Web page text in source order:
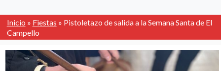
Inicio » Fiestas » Pistoletazo de salida a la Semana Santa de El
Campello